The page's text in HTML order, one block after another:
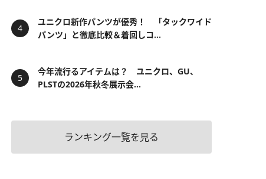
ユニクロ新作パンツが優秀！ 「タックワイド
パンツ」と徹底比較＆着回しコ...
今年流行るアイテムは？ ユニクロ、GU、
PLSTの2026年秋冬展示会...
ランキング一覧を見る